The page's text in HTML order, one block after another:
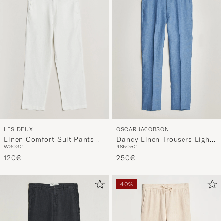
LES DEUX
Linen Comfort Suit Pants
White
W3032
120€
OSCAR JACOBSON
Dandy Linen Trousers Light
Blue
485052
250€
40%